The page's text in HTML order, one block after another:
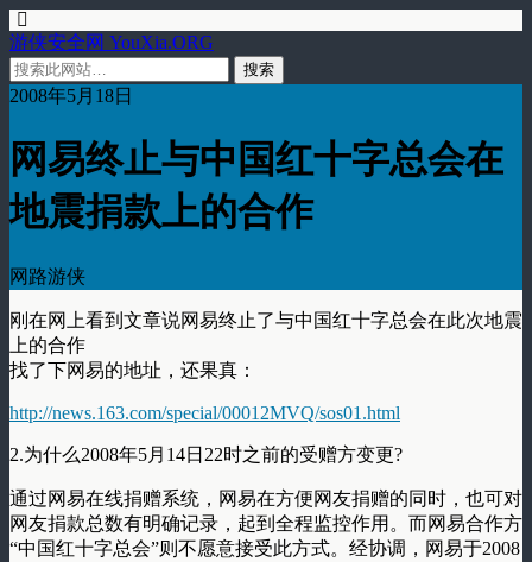
游侠安全网 YouXia.ORG
2008年5月18日
网易终止与中国红十字总会在
地震捐款上的合作
网路游侠
刚在网上看到文章说网易终止了与中国红十字总会在此次地震
上的合作
找了下网易的地址，还果真：
http://news.163.com/special/00012MVQ/sos01.html
2.为什么2008年5月14日22时之前的受赠方变更?
通过网易在线捐赠系统，网易在方便网友捐赠的同时，也可对
网友捐款总数有明确记录，起到全程监控作用。而网易合作方
“中国红十字总会”则不愿意接受此方式。经协调，网易于2008